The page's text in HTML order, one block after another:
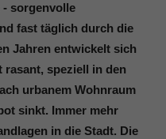
sorgenvolle
fast täglich durch die
Jahren entwickelt sich
speziell in den
urbanem Wohnraum
sinkt. Immer mehr
in die Stadt. Die